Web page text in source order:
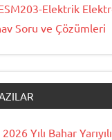
Elektrik
Soru ve Çözümleri
Yılı Bahar